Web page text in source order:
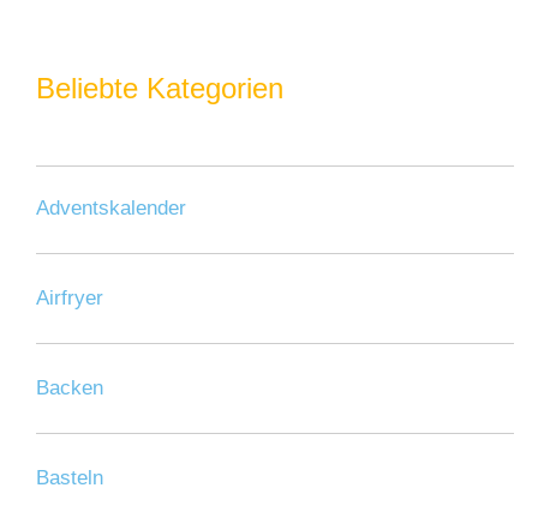
Beliebte Kategorien
Adventskalender
Airfryer
Backen
Basteln